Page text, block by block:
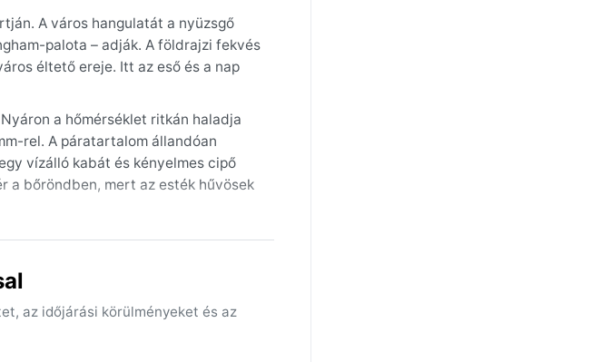
A város hangulatát a nyüzsgő
palota – adják. A földrajzi fekvés
éltető ereje. Itt az eső és a nap
a hőmérséklet ritkán haladja
rel. A páratartalom állandóan
vízálló kabát és kényelmes cipő
a bőröndben, mert az esték hűvösek
legkevesebb az eső. A tavaszi
szinte bármikor meglepheti az
érdemes felkészülni.
az időjárási körülményeket és az